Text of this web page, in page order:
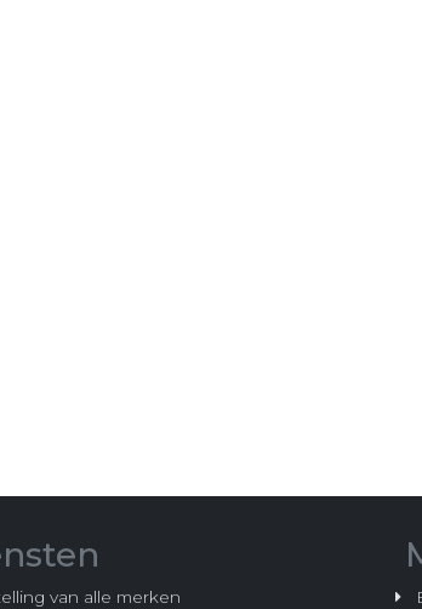
van alle merken